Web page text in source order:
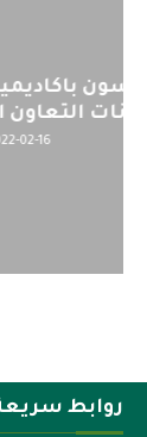
روابط